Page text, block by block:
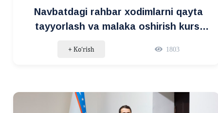
Navbatdagi rahbar xodimlarni qayta
tayyorlash va malaka oshirish kursi
+ Ko‘rish 1803